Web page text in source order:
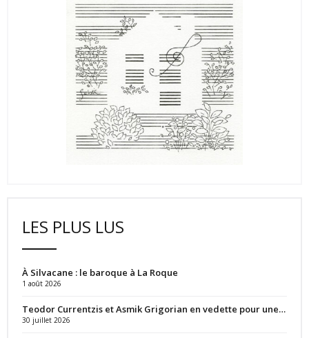
LES PLUS LUS
À Silvacane : le baroque à La Roque
1 août 2026
Teodor Currentzis et Asmik Grigorian en vedette pour une…
30 juillet 2026